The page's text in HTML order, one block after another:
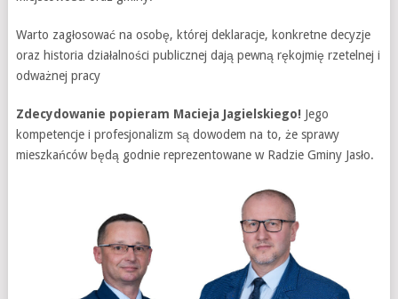
Warto zagłosować na osobę, której deklaracje, konkretne decyzje
oraz historia działalności publicznej dają pewną rękojmię rzetelnej i
odważnej pracy
Zdecydowanie popieram Macieja Jagielskiego! Jego
kompetencje i profesjonalizm są dowodem na to, że sprawy
mieszkańców będą godnie reprezentowane w Radzie Gminy Jasło.